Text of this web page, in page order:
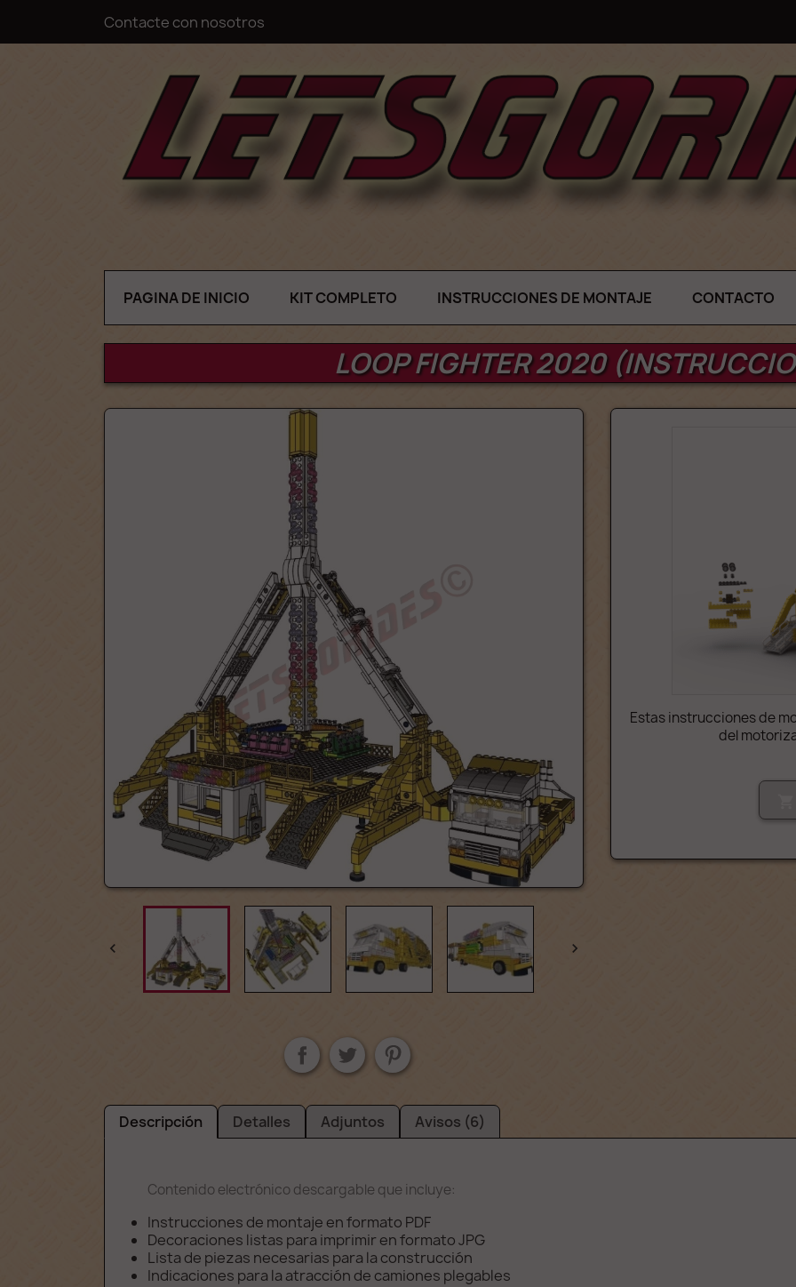
Contacte con nosotros
PAGINA DE INICIO KIT COMPLETO INSTRUCCIONES DE MONTAJE CONTACTO
LOOP FIGHTER 2020
 
Estas instrucciones de
del
Descripción Detalles Adjuntos Avisos (6)
Contenido electrónico descargable que incluye:
Instrucciones de montaje en formato PDF
Decoraciones listas para imprimir en formato JPG
Lista de piezas necesarias para la construcción
Indicaciones para la atracción de camiones plegables